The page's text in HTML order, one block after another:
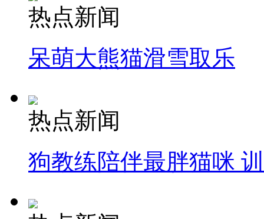
纽约上演“枕头大战”
司机酒驾遇交警 急速倒车逃窜
热点新闻
呆萌大熊猫滑雪取乐
热点新闻
狗教练陪伴最胖猫咪